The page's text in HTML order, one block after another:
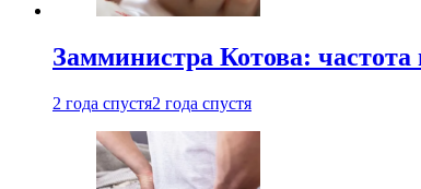
Замминистра Котова:
2 года спустя2 года спустя